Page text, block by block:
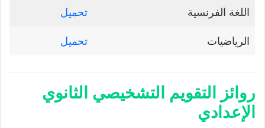
اللغة الفرنسية تحميل
الرياضيات تحميل
روائز التقويم التشخيصي الثانوي
الإعدادي